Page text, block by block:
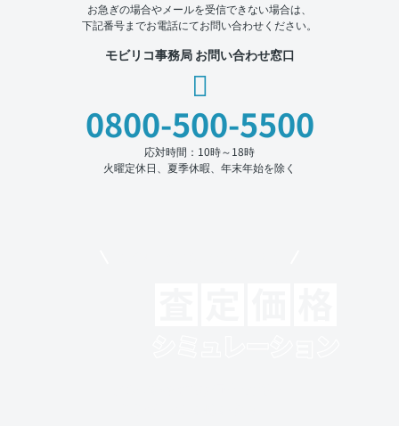
お急ぎの場合やメールを受信できない場合は、
下記番号までお電話にてお問い合わせください。
モビリコ事務局 お問い合わせ窓口
0800-500-5500
応対時間：10時～18時
火曜定休日、夏季休暇、年末年始を除く